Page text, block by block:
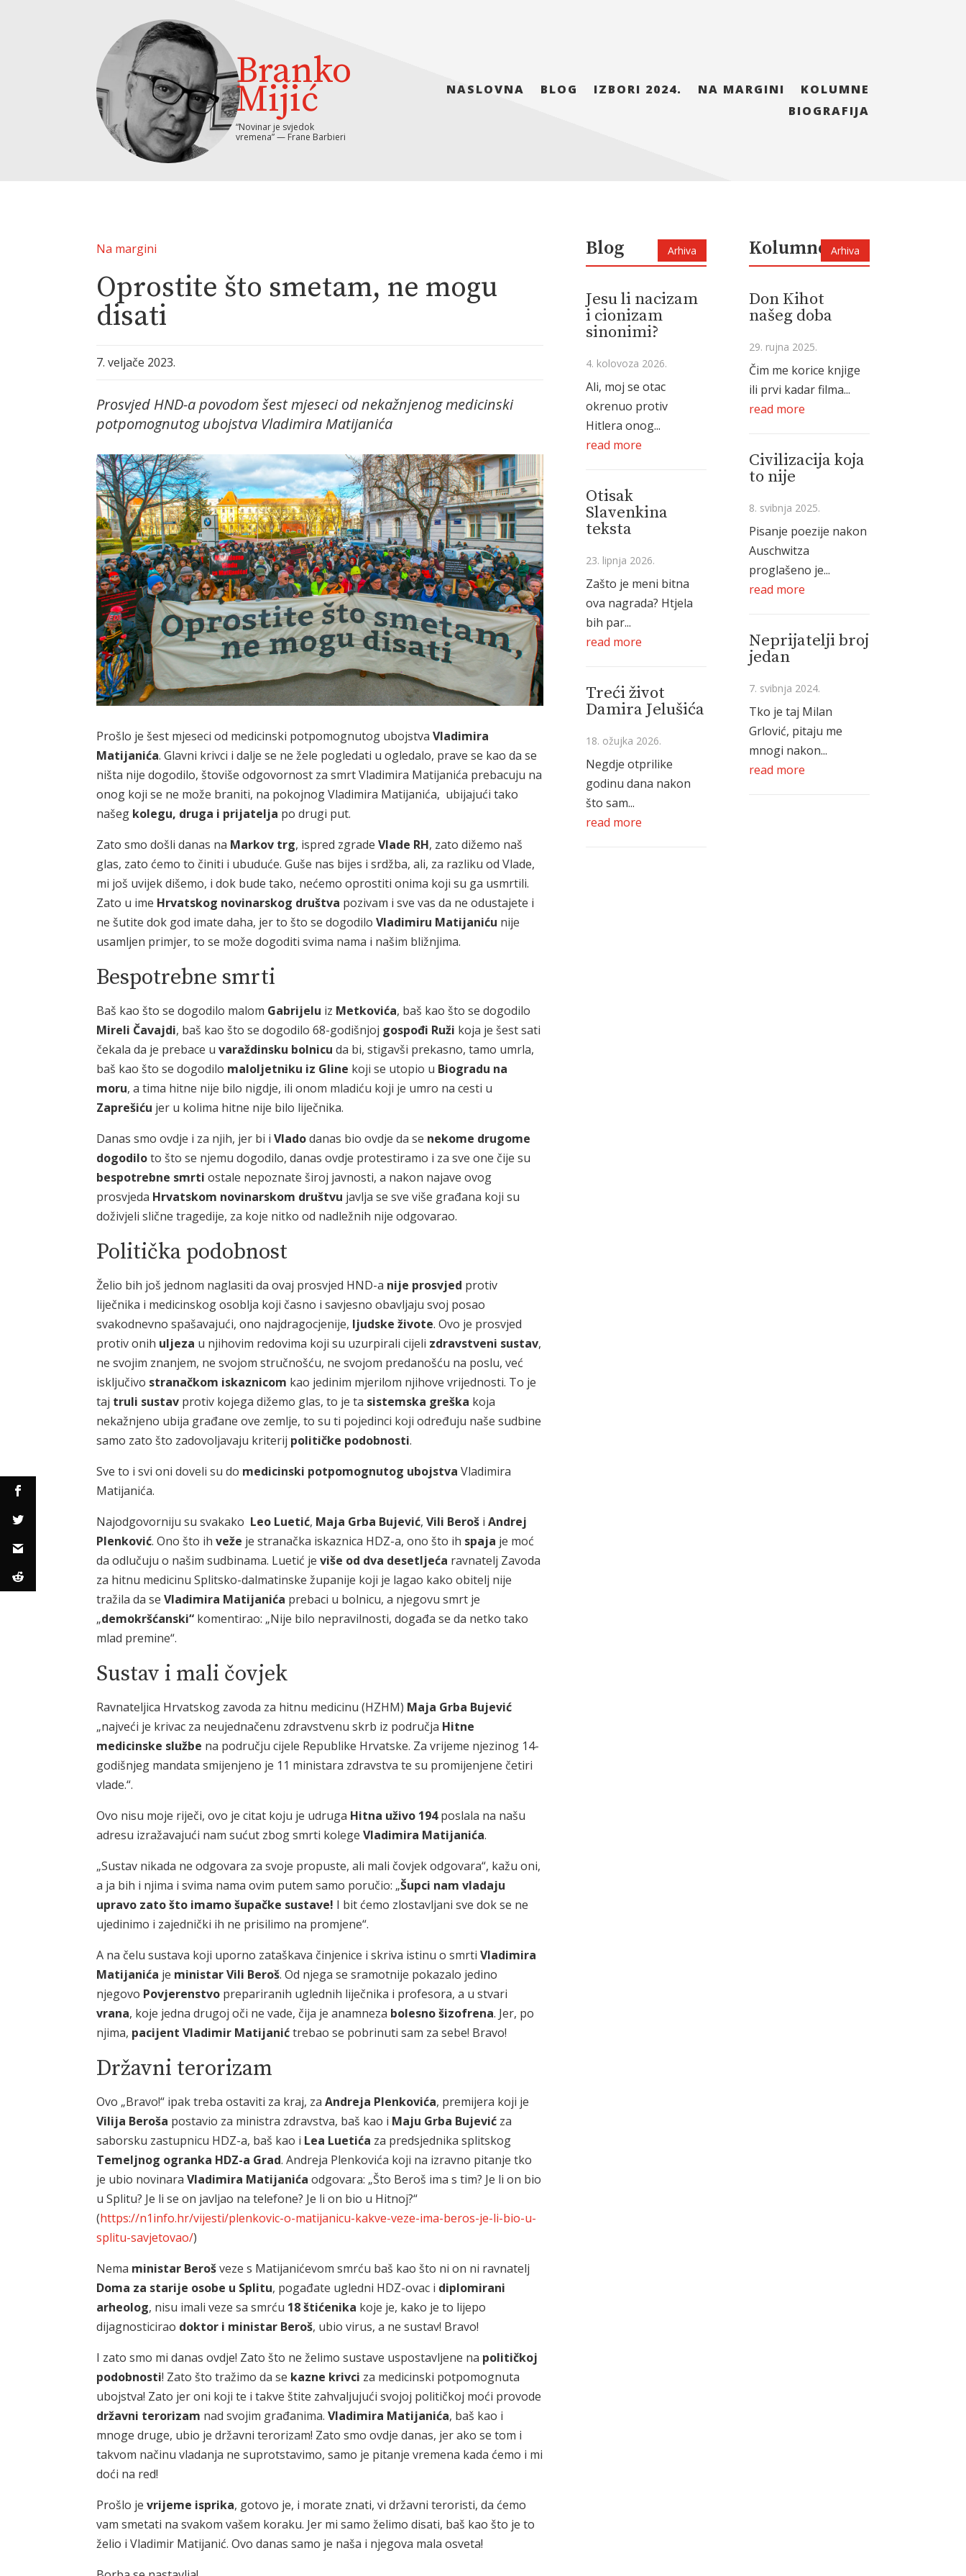
Branko
Mijić
“Novinar je svjedok
vremena” — Frane Barbieri
NASLOVNA BLOG IZBORI 2024. NA MARGINI
KOLUMNE
BIOGRAFIJA
Na margini
Oprostite što smetam, ne mogu
disati
7. veljače 2023.
Prosvjed HND-a povodom šest mjeseci od nekažnjenog medicinski
potpomognutog ubojstva Vladimira Matijanića
Prošlo je šest mjeseci od medicinski potpomognutog ubojstvaVladimira
Matijanića. Glavni krivci i dalje se ne žele pogledati u ogledalo, prave se kao da se
ništa nije dogodilo, štoviše odgovornost za smrt Vladimira Matijanića prebacuju na
onog koji se ne može braniti, na pokojnog Vladimira Matijanića, ubijajući tako
našeg kolegu, druga i prijatelja po drugi put.
Zato smo došli danas na Markov trg, ispred zgradeVlade RH, zato dižemo naš
glas, zato ćemo to činiti i ubuduće. Guše nas bijes i srdžba, ali, za razliku od Vlade,
mi još uvijek dišemo, i dok bude tako, nećemo oprostiti onima koji su ga usmrtili.
Zato u ime Hrvatskog novinarskog društva pozivam i sve vas da ne odustajete i
ne šutite dok god imate daha, jer to što se dogodiloVladimiru Matijaniću nije
usamljen primjer, to se može dogoditi svima nama i našim bližnjima.
Bespotrebne smrti
Baš kao što se dogodilo malom Gabrijelu iz Metkovića, baš kao što se dogodilo
Mireli Čavajdi, baš kao što se dogodilo 68-godišnjoj gospođi Ruži koja je šest sati
čekala da je prebace uvaraždinsku bolnicu da bi, stigavši prekasno, tamo umrla,
baš kao što se dogodilo maloljetniku iz Gline koji se utopio u Biogradu na
moru, a tima hitne nije bilo nigdje, ili onom mladiću koji je umro na cesti u
Zaprešiću jer u kolima hitne nije bilo liječnika.
Danas smo ovdje i za njih, jer bi iVladodanas bio ovdje da se nekome drugome
dogodiloto što se njemu dogodilo, danas ovdje protestiramo i za sve one čije su
bespotrebne smrti ostale nepoznate široj javnosti, a nakon najave ovog
prosvjeda Hrvatskom novinarskom društvu javlja se sve više građana koji su
doživjeli slične tragedije, za koje nitko od nadležnih nije odgovarao.
Politička podobnost
Želio bih još jednom naglasiti da ovaj prosvjed HND-a nije prosvjed protiv
liječnika i medicinskog osoblja koji časno i savjesno obavljaju svoj posao
svakodnevno spašavajući, ono najdragocjenije, ljudske živote. Ovo je prosvjed
protiv onih uljeza u njihovim redovima koji su uzurpirali cijeli zdravstveni sustav,
ne svojim znanjem, ne svojom stručnošću, ne svojom predanošću na poslu, već
isključivo stranačkom iskaznicom kao jedinim mjerilom njihove vrijednosti. To je
taj truli sustav protiv kojega dižemo glas, to je ta sistemska greška koja
nekažnjeno ubija građane ove zemlje, to su ti pojedinci koji određuju naše sudbine
samo zato što zadovoljavaju kriterij političke podobnosti.
Sve to i svi oni doveli su do medicinski potpomognutog ubojstva Vladimira
Matijanića.
Najodgovorniju su svakako Leo Luetić, Maja Grba Bujević,Vili Beroš iAndrej
Plenković. Ono što ihveže je stranačka iskaznica HDZ-a, ono što ih spaja je moć
da odlučuju o našim sudbinama. Luetić jeviše od dva desetljeća ravnatelj Zavoda
za hitnu medicinu Splitsko-dalmatinske županije koji je lagao kako obitelj nije
tražila da seVladimira Matijanića prebaci u bolnicu, a njegovu smrt je
„demokršćanski“ komentirao: „Nije bilo nepravilnosti, događa se da netko tako
mlad premine“.
Sustav i mali čovjek
Ravnateljica Hrvatskog zavoda za hitnu medicinu (HZHM) Maja Grba Bujević
„najveći je krivac za neujednačenu zdravstvenu skrb iz područja Hitne
medicinske službe na području cijele Republike Hrvatske. Za vrijeme njezinog 14-
godišnjeg mandata smijenjeno je 11 ministara zdravstva te su promijenjene četiri
vlade.“.
Ovo nisu moje riječi, ovo je citat koju je udruga Hitna uživo 194poslala na našu
adresu izražavajući nam sućut zbog smrti kolegeVladimira Matijanića.
„Sustav nikada ne odgovara za svoje propuste, ali mali čovjek odgovara“, kažu oni,
a ja bih i njima i svima nama ovim putem samo poručio: „Šupci nam vladaju
upravo zato što imamo šupačke sustave! I bit ćemo zlostavljani sve dok se ne
ujedinimo i zajednički ih ne prisilimo na promjene“.
A na čelu sustava koji uporno zataškava činjenice i skriva istinu o smrtiVladimira
Matijanića je ministar Vili Beroš. Od njega se sramotnije pokazalo jedino
njegovo Povjerenstvo prepariranih uglednih liječnika i profesora, a u stvari
vrana, koje jedna drugoj oči ne vade, čija je anamneza bolesno šizofrena. Jer, po
njima, pacijent Vladimir Matijanićtrebao se pobrinuti sam za sebe! Bravo!
Državni terorizam
Ovo „Bravo!“ ipak treba ostaviti za kraj, zaAndreja Plenkovića, premijera koji je
Vilija Beroša postavio za ministra zdravstva, baš kao i Maju Grba Bujević za
saborsku zastupnicu HDZ-a, baš kao i Lea Luetića za predsjednika splitskog
Temeljnog ogranka HDZ-a Grad. Andreja Plenkovića koji na izravno pitanje tko
je ubio novinaraVladimira Matijanića odgovara: „Što Beroš ima s tim? Je li on bio
u Splitu? Je li se on javljao na telefone? Je li on bio u Hitnoj?“
(https://n1info.hr/vijesti/plenkovic-o-matijanicu-kakve-veze-ima-beros-je-li-bio-u-
splitu-savjetovao/)
Nema ministar Berošveze s Matijanićevom smrću baš kao što ni on ni ravnatelj
Doma za starije osobe u Splitu, pogađate ugledni HDZ-ovac i diplomirani
arheolog, nisu imali veze sa smrću 18 štićenika koje je, kako je to lijepo
dijagnosticirao doktor i ministar Beroš, ubio virus, a ne sustav! Bravo!
I zato smo mi danas ovdje! Zato što ne želimo sustave uspostavljene na političkoj
podobnosti! Zato što tražimo da se kazne krivci za medicinski potpomognuta
ubojstva! Zato jer oni koji te i takve štite zahvaljujući svojoj političkoj moći provode
državni terorizam nad svojim građanima.Vladimira Matijanića, baš kao i
mnoge druge, ubio je državni terorizam! Zato smo ovdje danas, jer ako se tom i
takvom načinu vladanja ne suprotstavimo, samo je pitanje vremena kada ćemo i mi
doći na red!
Prošlo jevrijeme isprika, gotovo je, i morate znati, vi državni teroristi, da ćemo
vam smetati na svakom vašem koraku. Jer mi samo želimo disati, baš kao što je to
želio i Vladimir Matijanić. Ovo danas samo je naša i njegova mala osveta!
Blog Arhiva
Jesu li nacizam
i cionizam
sinonimi?
4. kolovoza 2026.
Ali, moj se otac
okrenuo protiv
Hitlera onog...
read more
Otisak
Slavenkina
teksta
23. lipnja 2026.
Zašto je meni bitna
ova nagrada? Htjela
bih par...
read more
Treći život
Damira Jelušića
18. ožujka 2026.
Negdje otprilike
godinu dana nakon
što sam...
read more
Kolumne Arhiva
Don Kihot
našeg doba
29. rujna 2025.
Čim me korice knjige
ili prvi kadar filma...
read more
Civilizacija koja
to nije
8. svibnja 2025.
Pisanje poezije nakon
Auschwitza
proglašeno je...
read more
Neprijatelji broj
jedan
7. svibnja 2024.
Tko je taj Milan
Grlović, pitaju me
mnogi nakon...
read more